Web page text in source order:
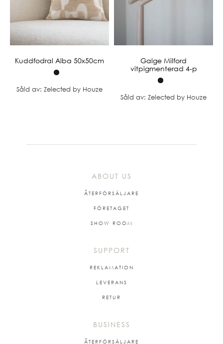
Kuddfodral Alba 50x50cm
Såld av: Zelected by Houze
Galge Milford
vitpigmenterad 4-p
Såld av: Zelected by Houze
ABOUT US
ÅTERFÖRSÄLJARE
FÖRETAGET
SHOW ROOM
SUPPORT
REKLAMATION
LEVERANS
RETUR
BUSINESS
ÅTERFÖRSÄLJARE